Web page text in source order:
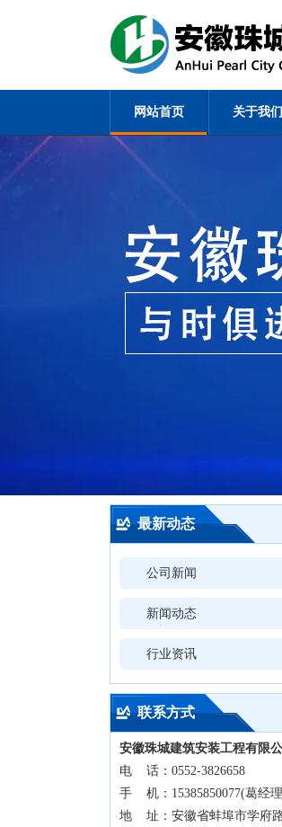
网站首页 关于我们
最新动态
公司新闻
新闻动态
行业资讯
联系方式
安徽珠城建筑安装工程有限公
电 话：0552-3826658
手 机：15385850077(葛经
地 址：安徽省蚌埠市学府